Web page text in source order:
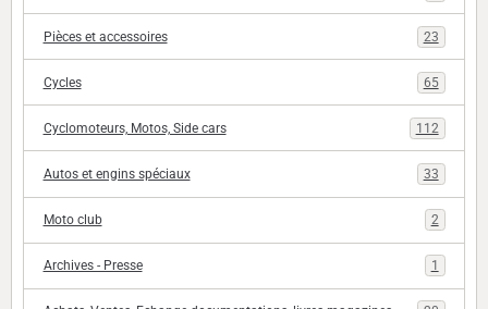
Pièces et accessoires 23
Cycles 65
Cyclomoteurs, Motos, Side cars 112
Autos et engins spéciaux 33
Moto club 2
Archives - Presse 1